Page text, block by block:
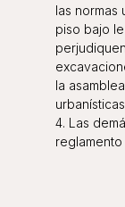
las normas
piso bajo
la
4. Las